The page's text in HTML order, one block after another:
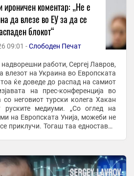
ироничен коментар: „Не е
да влезе во ЕУ за да се
блокот“
09:01 -Слободен Печат
работи, Сергеј Лавров,
влезот на Украина во Европската
тоа ќе доведе до распад на самиот
на прес-конференција во
неговиот турски колега Хакан
медиуми. „Со оглед на
на Европската Унија, можеби не
приклучи. Тогаш таа едноставно